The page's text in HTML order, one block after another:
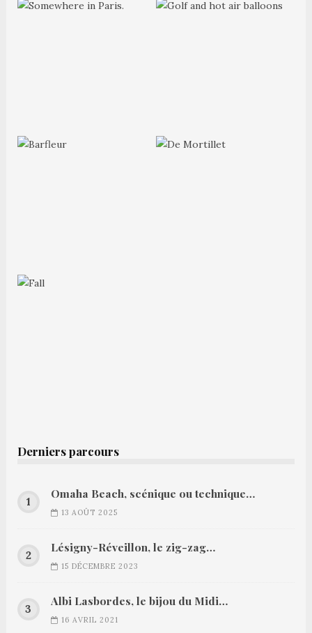
Derniers parcours
Omaha Beach, scénique ou technique…
13 AOÛT 2025
Lésigny-Réveillon, le zig-zag…
15 DÉCEMBRE 2023
Albi Lasbordes, le bijou du Midi…
16 AVRIL 2021